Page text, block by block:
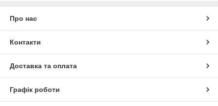
Про нас
Контакти
Доставка та оплата
Графік роботи